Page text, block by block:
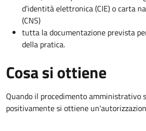
d’identità elettronica (CIE) o carta
(CNS)
tutta la documentazione prevista
della pratica.
Cosa si ottiene
Quando il procedimento amministrativo
positivamente si ottiene